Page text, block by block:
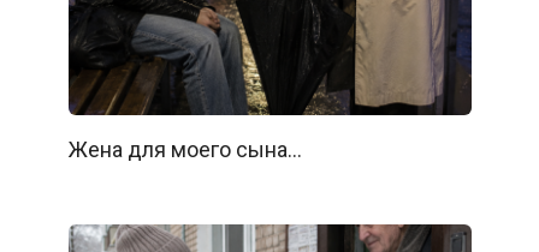
Жена для моего сына…